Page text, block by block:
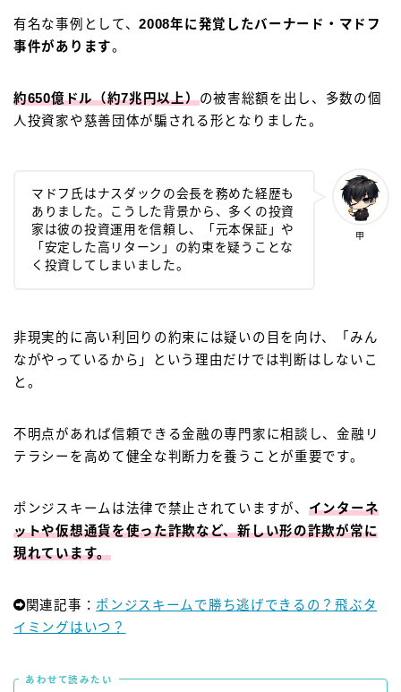
有名な事例として、2008年に発覚したバーナード・マドフ
事件があります。
約650億ドル（約7兆円以上）の被害総額を出し、多数の個
人投資家や慈善団体が騙される形となりました。
甲
マドフ氏はナスダックの会長を務めた経歴も
ありました。こうした背景から、多くの投資
家は彼の投資運用を信頼し、「元本保証」や
「安定した高リターン」の約束を疑うことな
く投資してしまいました。
非現実的に高い利回りの約束には疑いの目を向け、「みん
ながやっているから」という理由だけでは判断はしないこ
と。
不明点があれば信頼できる金融の専門家に相談し、金融リ
テラシーを高めて健全な判断力を養うことが重要です。
ポンジスキームは法律で禁止されていますが、 インターネ
ットや仮想通貨を使った詐欺など、新しい形の詐欺が常に
現れています。
関連記事： ポンジスキームで勝ち逃げできるの？飛ぶタ
イミングはいつ？
あわせて読みたい